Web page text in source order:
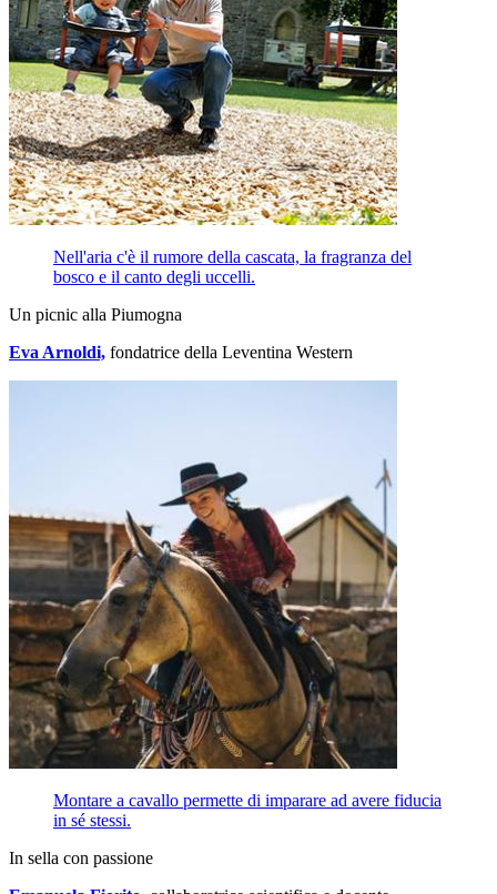
Nell'aria c'è il rumore della cascata, la fragranza del
bosco e il canto degli uccelli.
Un picnic alla Piumogna
Eva Arnoldi, fondatrice della Leventina Western
Montare a cavallo permette di imparare ad avere fiducia
in sé stessi.
In sella con passione